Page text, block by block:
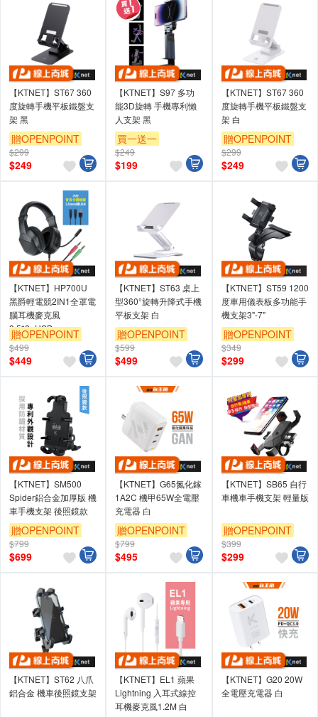
【KTNET】ST67 360
度旋轉手機平板鐵盤支
架 黑
贈OPENPOINT
$299
$249
【KTNET】S97 多功
能3D旋轉 手機專利懶
人支架 黑
買一送一
贈OPENPOINT
$249
$199
【KTNET】ST67 360
度旋轉手機平板鐵盤支
架 白
贈OPENPOINT
$299
$249
【KTNET】HP700U
黑爵輕電競2IN1全罩電
腦耳機麥克風
3.5*2+USB
贈OPENPOINT
$499
$449
【KTNET】ST63 桌上
型360°旋轉升降式手機
平板支架 白
贈OPENPOINT
$599
$499
【KTNET】ST59 1200
度車用儀表板多功能手
機支架3"-7"
贈OPENPOINT
$349
$299
【KTNET】SM500
Spider鋁合金加厚版 機
車手機支架 後照鏡款
贈OPENPOINT
$799
$699
【KTNET】G65氮化鎵
1A2C 機甲65W全電壓
充電器 白
贈OPENPOINT
$799
$495
【KTNET】SB65 自行
車機車手機支架 輕量版
贈OPENPOINT
$399
$299
【KTNET】ST62 八爪
鋁合金 機車後照鏡支架
【KTNET】EL1 蘋果
Lightning 入耳式線控
耳機麥克風1.2M 白
【KTNET】G20 20W
全電壓充電器 白